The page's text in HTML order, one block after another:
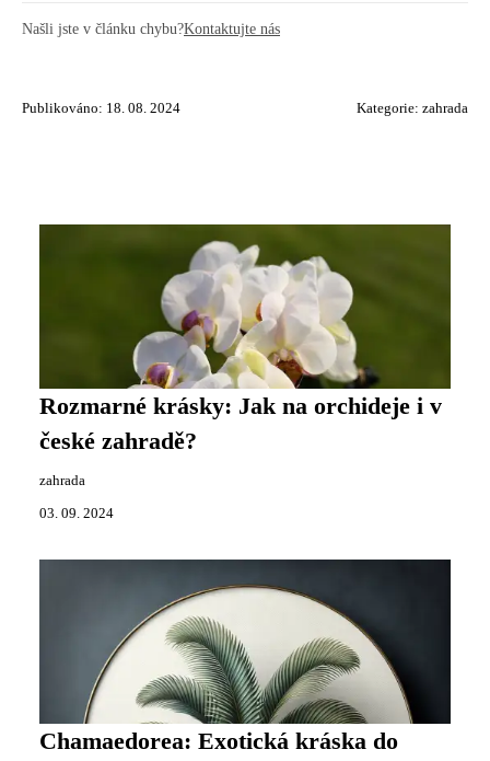
Našli jste v článku chybu?Kontaktujte nás
Publikováno: 18. 08. 2024 Kategorie: zahrada
Rozmarné krásky: Jak na orchideje i v
české zahradě?
zahrada
03. 09. 2024
Chamaedorea: Exotická kráska do